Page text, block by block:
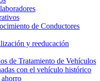
de Conductores
y reeducación
de Tratamiento de Vehículos
con el vehículo histórico
ahorro